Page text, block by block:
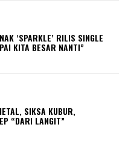
‘SPARKLE’ RILIS SINGLE
KITA BESAR NANTI”
SIKSA KUBUR,
“DARI LANGIT”